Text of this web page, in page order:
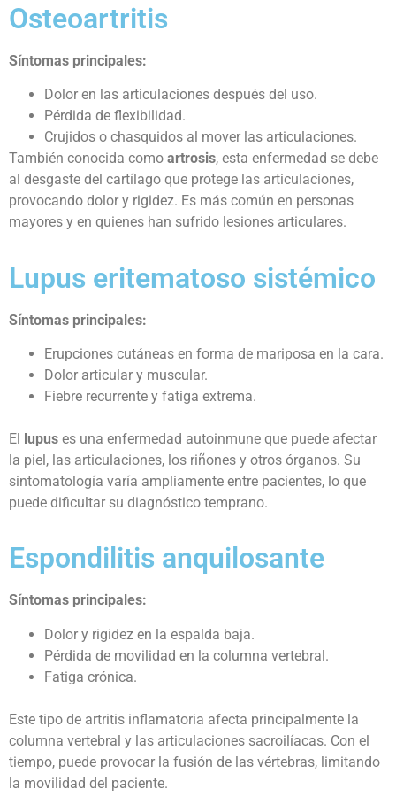
Osteoartritis
Síntomas principales:
Dolor en las articulaciones después del uso.
Pérdida de flexibilidad.
Crujidos o chasquidos al mover las articulaciones.
También conocida como artrosis, esta enfermedad se debe
al desgaste del cartílago que protege las articulaciones,
provocando dolor y rigidez. Es más común en personas
mayores y en quienes han sufrido lesiones articulares.
Lupus eritematoso sistémico
Síntomas principales:
Erupciones cutáneas en forma de mariposa en la cara.
Dolor articular y muscular.
Fiebre recurrente y fatiga extrema.
El lupus es una enfermedad autoinmune que puede afectar
la piel, las articulaciones, los riñones y otros órganos. Su
sintomatología varía ampliamente entre pacientes, lo que
puede dificultar su diagnóstico temprano.
Espondilitis anquilosante
Síntomas principales:
Dolor y rigidez en la espalda baja.
Pérdida de movilidad en la columna vertebral.
Fatiga crónica.
Este tipo de artritis inflamatoria afecta principalmente la
columna vertebral y las articulaciones sacroilíacas. Con el
tiempo, puede provocar la fusión de las vértebras, limitando
la movilidad del paciente.